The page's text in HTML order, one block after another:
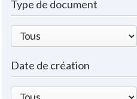
Type de document
Date de création